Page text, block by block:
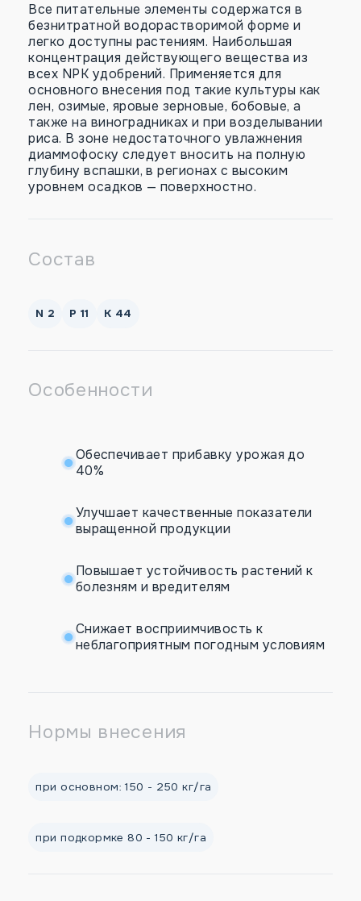
Все питательные элементы содержатся в
безнитратной водорастворимой форме и
легко доступны растениям. Наибольшая
концентрация действующего вещества из
всех NPK удобрений. Применяется для
основного внесения под такие культуры как
лен, озимые, яровые зерновые, бобовые, а
также на виноградниках и при возделывании
риса. В зоне недостаточного увлажнения
диаммофоску следует вносить на полную
глубину вспашки, в регионах с высоким
уровнем осадков — поверхностно.
Состав
N 2 Р 11 К 44
Особенности
Обеспечивает прибавку урожая до
40%
Улучшает качественные показатели
выращенной продукции
Повышает устойчивость растений к
болезням и вредителям
Снижает восприимчивость к
неблагоприятным погодным условиям
Нормы внесения
при основном: 150 - 250 кг/га
при подкормке 80 - 150 кг/га